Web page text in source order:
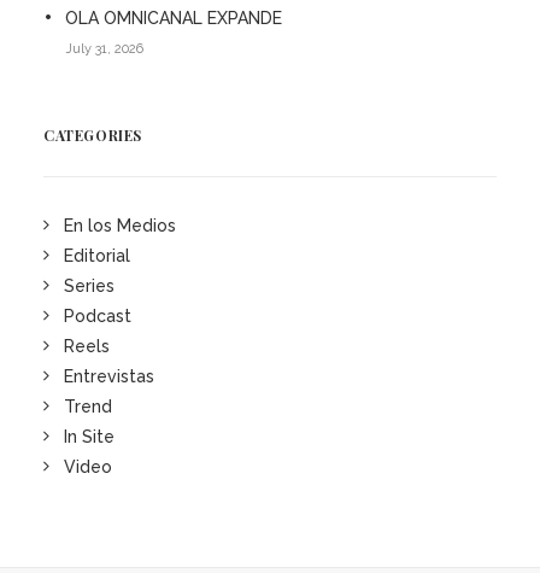
OLA OMNICANAL EXPANDE
July 31, 2026
CATEGORIES
En los Medios
Editorial
Series
Podcast
Reels
Entrevistas
Trend
In Site
Video